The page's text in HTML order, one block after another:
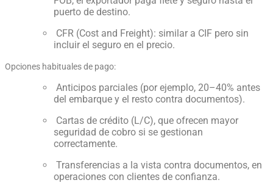
puerto de destino.
CFR (Cost and Freight): similar a CIF pero sin
incluir el seguro en el precio.
Opciones habituales de pago:
Anticipos parciales (por ejemplo, 20–40% antes
del embarque y el resto contra documentos).
Cartas de crédito (L/C), que ofrecen mayor
seguridad de cobro si se gestionan
correctamente.
Transferencias a la vista contra documentos, en
operaciones con clientes de confianza.